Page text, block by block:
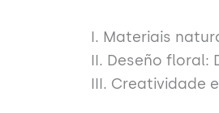
I. Materiais
II. Deseño
III. Creatividade